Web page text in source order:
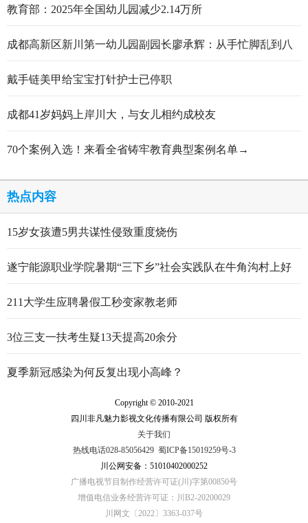
教育部：2025年全国幼儿园减少2.14万所
成都高新区新川第一幼儿园副园长廖承辉：从手忙脚乱到八
戴手链美甲给宝宝打针护士已停职
成都41岁妈妈上岸川大，与女儿相约成校友
70个案例入选！来看全省铸牢教育典型案例名单→
热点内容
15岁女孩遭5男共谋性侵致重度烧伤
遂宁能源职业学院暑期“三下乡”社会实践队在牛角沟村上好
211大学生应聘暑假工秒变家教老师
3位三支一扶考生疑13天提高20余分
夏季新冠感染为何反复出现小高峰？
Copyright © 2010-2021
四川非凡魅力影视文化传播有限公司 版权所有
关于我们
热线电话028-85056429 蜀ICP备15019259号-3
川公网安备：51010402000252
广播电视节目制作经营许可证(川)字第00850号
增值电信业务经营许可证：川B2-20200029
川网文〔2022〕3363-037号